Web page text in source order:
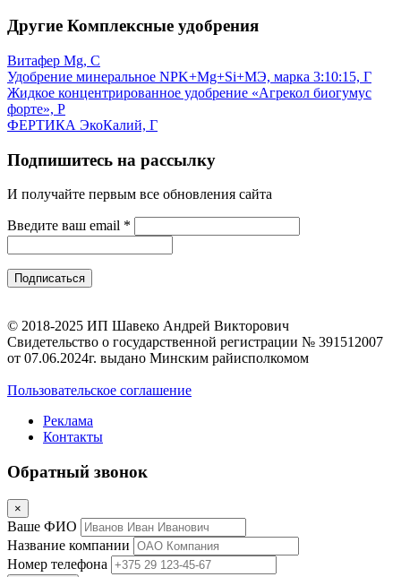
Другие Комплексные удобрения
Витафер Mg, С
Удобрение минеральное NPK+Mg+Si+МЭ, марка 3:10:15, Г
Жидкое концентрированное удобрение «Агрекол биогумус
форте», Р
ФЕРТИКА ЭкоКалий, Г
Подпишитесь на рассылку
И получайте первым все обновления сайта
Введите ваш email *
© 2018-2025 ИП Шавеко Андрей Викторович
Свидетельство о государственной регистрации № 391512007
от 07.06.2024г. выдано Минским райисполкомом
Пользовательское соглашение
Реклама
Контакты
Обратный звонок
×
Ваше ФИО
Название компании
Номер телефона